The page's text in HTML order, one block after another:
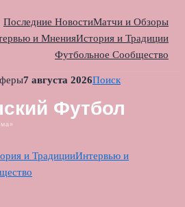
Последние НовостиМатчи и Обзоры
и МненияИстория и Традиции
Футбольное Сообщество
7 августа 2026Поиск
и ТрадицииИнтервью и